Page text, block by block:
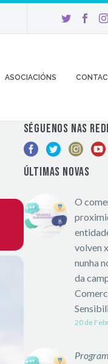
ASOCIACIÓNS
SÉGUENOS NAS
ÚLTIMAS NOVAS
O
volven
nunha
da
20 de